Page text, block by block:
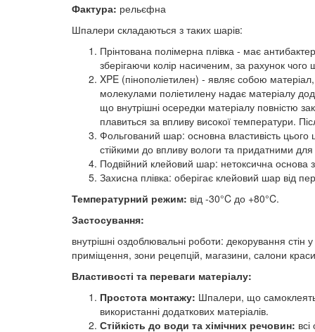
Фактура: рельєфна
Шпалери складаються з таких шарів:
Прінтована полімерна плівка - має
зберігаючи колір насиченим, за рахунок чого
XPE (пінополіетилен) - являє собою
молекулами поліетилену надає матеріалу
що внутрішні осередки матеріалу повністю
плавиться за впливу високої температури.
Фольгований шар: основна властивість
стійкими до впливу вологи та придатними
Подвійний клейовий шар: нетоксична основа з
Захисна плівка: оберігає клейовий шар від
Температурний режим: від -30°C до +80°C.
Застосування:
внутрішні оздоблювальні роботи: декорування
приміщення, зони рецепцій, магазини, салони
Властивості та переваги матеріалу:
Простота монтажу: Шпалери, що
використанні додаткових матеріалів.
Стійкість до води та хімічних речовин: